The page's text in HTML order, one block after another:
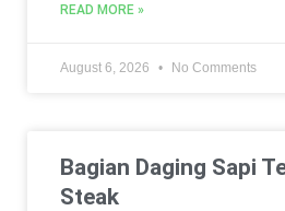
READ MORE »
August 6, 2026 No Comments
Bagian Daging Sapi
Steak